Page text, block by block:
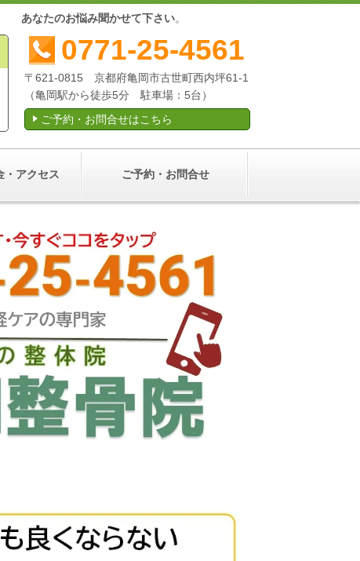
後 あなたのお悩み聞かせて下さい。
0771-25-4561
〒621-0815 京都府亀岡市古世町西内坪61-1
（亀岡駅から徒歩5分 駐車場：5台）
ご予約・お問合せはこちら
・アクセス ご予約・お問合せ